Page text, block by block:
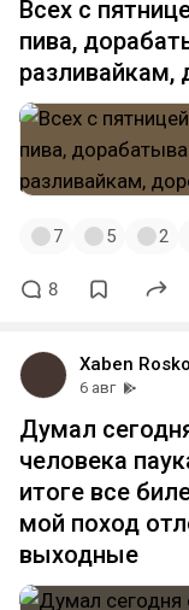
Всех с
пива,
разливайкам,
7 5 2
8
Xaben
6 авг
Думал
человека
итоге все
мой поход
выходные